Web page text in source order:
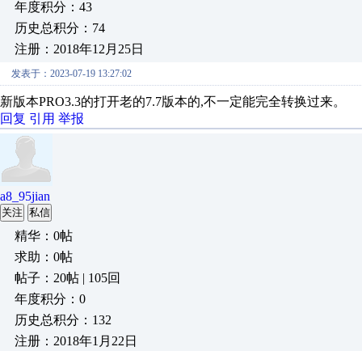
年度积分：43
历史总积分：74
注册：2018年12月25日
发表于：2023-07-19 13:27:02
新版本PRO3.3的打开老的7.7版本的,不一定能完全转换过来。
回复 引用 举报
a8_95jian
关注 私信
精华：0帖
求助：0帖
帖子：20帖 | 105回
年度积分：0
历史总积分：132
注册：2018年1月22日